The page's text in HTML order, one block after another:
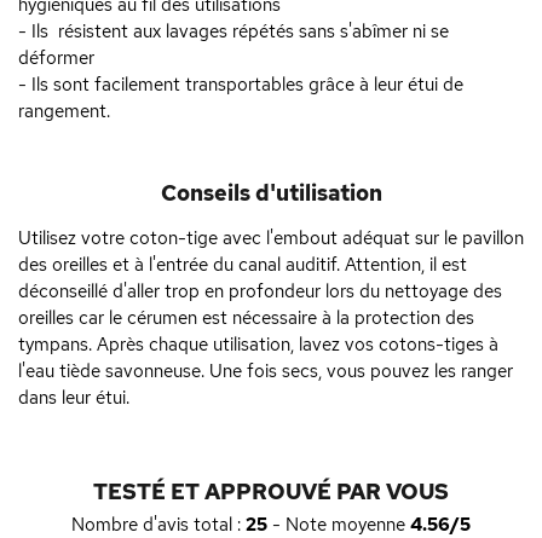
hygiéniques au fil des utilisations
- Ils résistent aux lavages répétés sans s'abîmer ni se
déformer
- Ils sont facilement transportables grâce à leur étui de
rangement.
Conseils d'utilisation
Utilisez votre coton-tige avec l'embout adéquat sur le pavillon
des oreilles et à l'entrée du canal auditif. Attention, il est
déconseillé d'aller trop en profondeur lors du nettoyage des
oreilles car le cérumen est nécessaire à la protection des
tympans. Après chaque utilisation, lavez vos cotons-tiges à
l'eau tiède savonneuse. Une fois secs, vous pouvez les ranger
dans leur étui.
TESTÉ ET APPROUVÉ PAR VOUS
Nombre d'avis total : 25 - Note moyenne 4.56/5